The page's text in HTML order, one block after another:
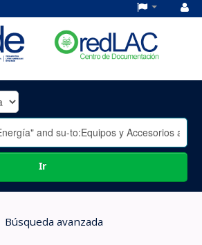
Ir
Búsqueda avanzada